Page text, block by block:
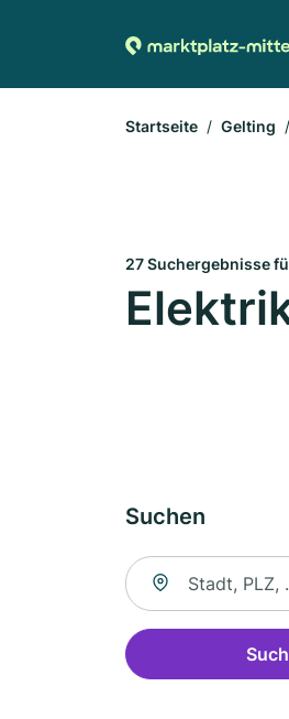
Startseite Gelting
27 Suchergebnisse
Suchen
Suche nach Ort